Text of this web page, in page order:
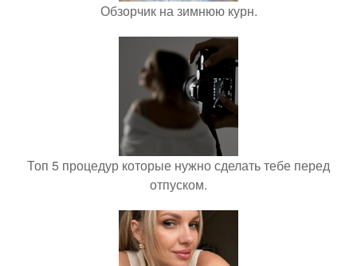
Обзорчик на зимнюю курн.
Топ 5 процедур которые нужно сделать тебе перед
отпуском.